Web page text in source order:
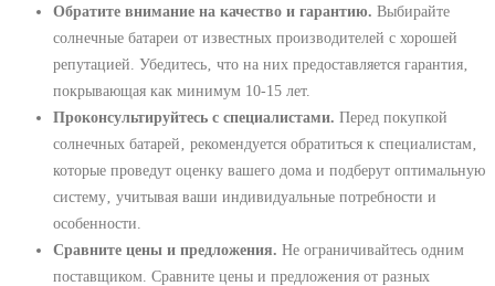
Обратите внимание на качество и гарантию. Выбирайте
солнечные батареи от известных производителей с хорошей
репутацией. Убедитесь‚ что на них предоставляется гарантия‚
покрывающая как минимум 10-15 лет.
Проконсультируйтесь с специалистами. Перед покупкой
солнечных батарей‚ рекомендуется обратиться к специалистам‚
которые проведут оценку вашего дома и подберут оптимальную
систему‚ учитывая ваши индивидуальные потребности и
особенности.
Сравните цены и предложения. Не ограничивайтесь одним
поставщиком. Сравните цены и предложения от разных